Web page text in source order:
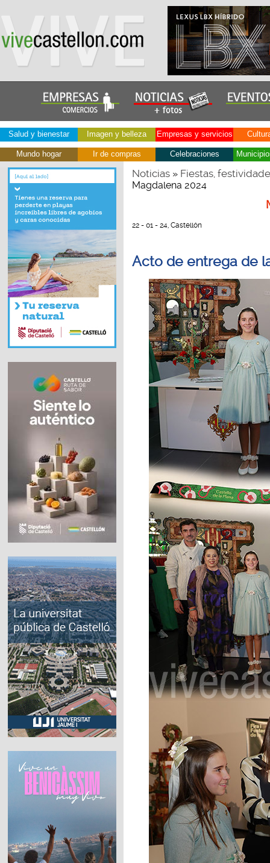
Salud y bienestar Imagen y belleza Empresas y servicios
Mundo hogar Ir de compras Celebraciones
Noticias» Fiestas,
Magdalena 2024
22 - 01 - 24, Castellón
Acto de entrega de